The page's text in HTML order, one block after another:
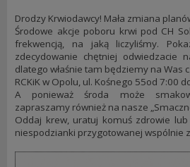
Drodzy Krwiodawcy! Mała zmiana
Środowe akcje poboru krwi pod CH
frekwencją, na jaką liczyliśmy.
zdecydowanie chętniej odwiedzacie
dlatego właśnie tam będziemy na Was
RCKiK w Opolu, ul. Kośnego 55od 7:00
A ponieważ środa może
zapraszamy również na nasze
Oddaj krew, uratuj komuś zdrowie
niespodzianki przygotowanej wspólnie